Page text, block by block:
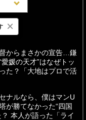
週間
からまさかの宣告…鎌
媛の天才”はなぜトッ
た？「大地はプロで活
ナルなら、僕はマンU
が勝てなかった“四国
本人が語った「ライ
×